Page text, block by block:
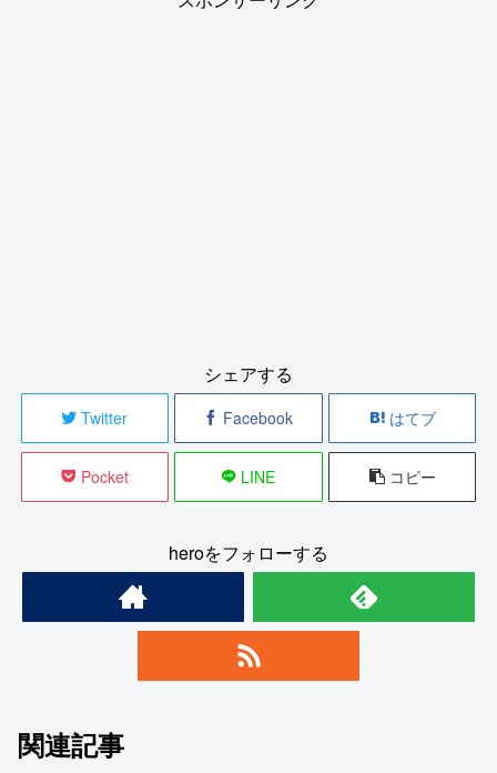
シェアする
Twitter Facebook はてブ
Pocket LINE コピー
heroをフォローする
関連記事